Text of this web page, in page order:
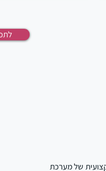
ושיח בין משמעות
סדנה לחדר המורים
הי"ד לזכותה של שחר
של מערכת